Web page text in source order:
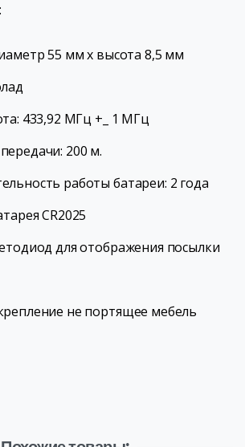
55 мм х высота 8,5 мм
433,92 МГц +_ 1 МГц
200 м.
работы батареи: 2 года
CR2025
для отображения посылки
не портящее мебель